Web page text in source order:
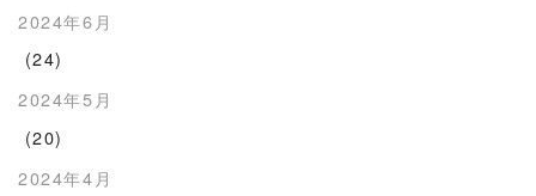
2024年6月
(24)
2024年5月
(20)
2024年4月